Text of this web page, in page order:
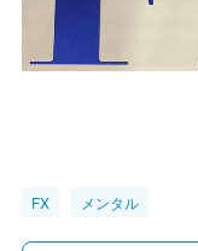
FX メンタル